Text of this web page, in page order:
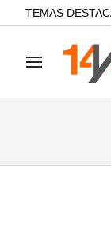
common.go-to-
TEMAS
Navegación